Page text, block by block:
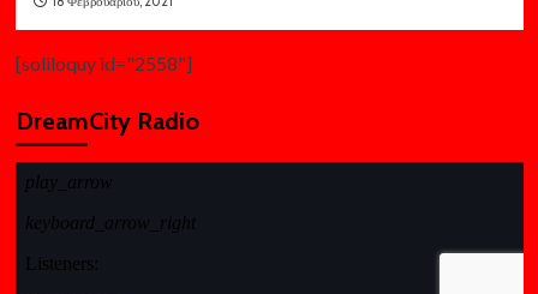
[soliloquy id="2558"]
DreamCity Radio